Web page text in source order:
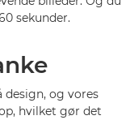
sekunder.
design, og vores
hvilket gør det